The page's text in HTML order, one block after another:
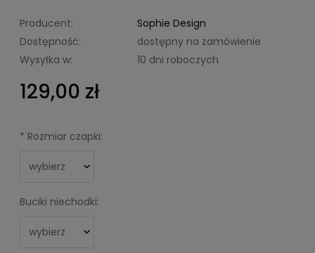
Producent:
Sophie Design
Dostępność:
dostępny na zamówienie
Wysyłka w:
10 dni roboczych
129,00 zł
* Rozmiar czapki:
Buciki niechodki: